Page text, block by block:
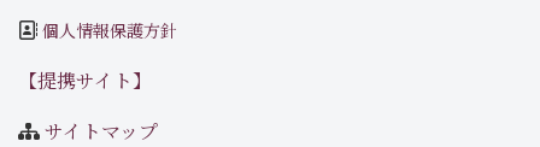
個人情報保護方針
【提携サイト】
サイトマップ